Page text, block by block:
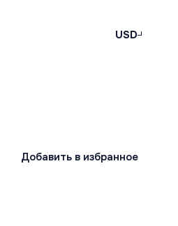
USD
Добавить в избранное